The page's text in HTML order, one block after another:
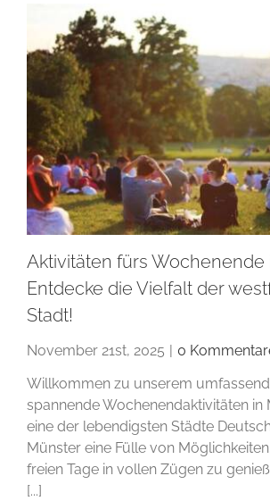
Aktivitäten fürs Wochenende
Entdecke die Vielfalt der
Stadt!
November 21st, 2025 | 0
Willkommen zu unserem
spannende Wochenendaktivitäten in
eine der lebendigsten Städte
Münster eine Fülle von
freien Tage in vollen Zügen zu
[...]